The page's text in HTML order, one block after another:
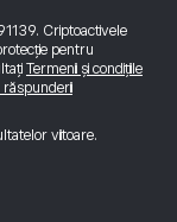
Criptoactivele
pentru
Termenii și condițiile
răspunderii
viitoare.